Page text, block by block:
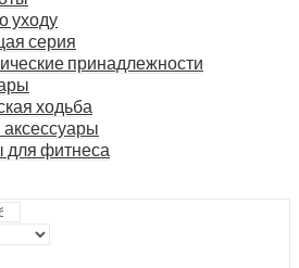
уходу
серия
принадлежности
ходьба
для фитнеса